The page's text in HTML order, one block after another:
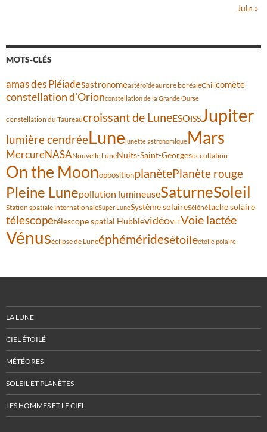
Juin »
MOTS-CLÉS
amas des Pléiadesastronomeastéroïdeaurore boréaleChilicomète
constellation d'Orionconstellation de la Grande Ourse
constellation du Taureaucroissant de LuneESOISSJupiter
lumière cendréeLune lunette astronomiqueMars
MercureNASANouvelle LuneNuits-Saint-Georgesoccultation
On the MoonoppositionplanètePlanète rouge
Pleine Lunepollution lumineuseSaturneSoleil
Station spatiale internationaleSuper LuneSystème solaireSélénétache solaire
télescopetélescope spatial HubblevidéoVLTVoie lactée
Vénuséclipse de Luneéphéméridesétoileétoile polaire
LA LUNE
CIEL ÉTOILÉ
MÉTÉORES
SOLEIL ET PLANÈTES
LES HOMMES ET LE CIEL